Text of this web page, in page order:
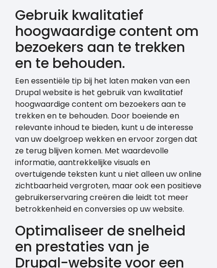
Gebruik kwalitatief
hoogwaardige content om
bezoekers aan te trekken
en te behouden.
Een essentiële tip bij het laten maken van een
Drupal website is het gebruik van kwalitatief
hoogwaardige content om bezoekers aan te
trekken en te behouden. Door boeiende en
relevante inhoud te bieden, kunt u de interesse
van uw doelgroep wekken en ervoor zorgen dat
ze terug blijven komen. Met waardevolle
informatie, aantrekkelijke visuals en
overtuigende teksten kunt u niet alleen uw online
zichtbaarheid vergroten, maar ook een positieve
gebruikerservaring creëren die leidt tot meer
betrokkenheid en conversies op uw website.
Optimaliseer de snelheid
en prestaties van je
Drupal-website voor een